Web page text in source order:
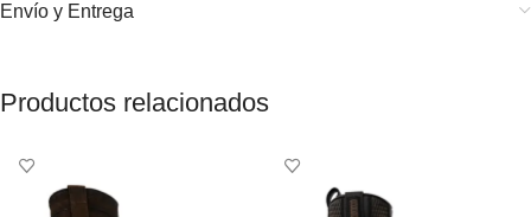
Envío y Entrega
Productos relacionados